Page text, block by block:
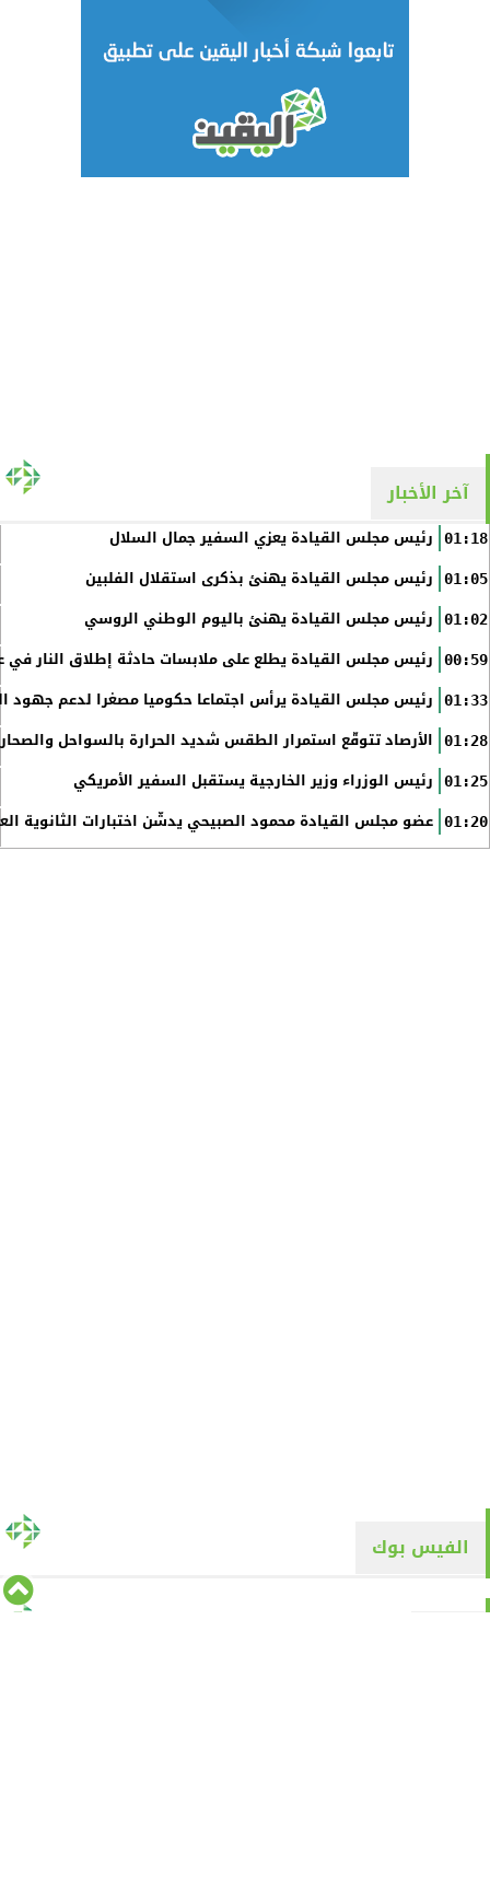
آخر الأخبار
01:18 رئيس مجلس القيادة يعزي السفير جمال السلال
01:05 رئيس مجلس القيادة يهنئ بذكرى استقلال الفلبين
01:02 رئيس مجلس القيادة يهنئ باليوم الوطني الروسي
00:59 رئيس مجلس القيادة يطلع على ملابسات حادثة إطلاق النار في
01:33 رئيس مجلس القيادة يرأس اجتماعا حكوميا مصغرا لدعم جهود
01:28 الأرصاد تتوقّع استمرار الطقس شديد الحرارة بالسواحل
01:25 رئيس الوزراء وزير الخارجية يستقبل السفير الأمريكي
01:20 عضو مجلس القيادة محمود الصبيحي يدشّن اختبارات الثانوية
الفيس بوك